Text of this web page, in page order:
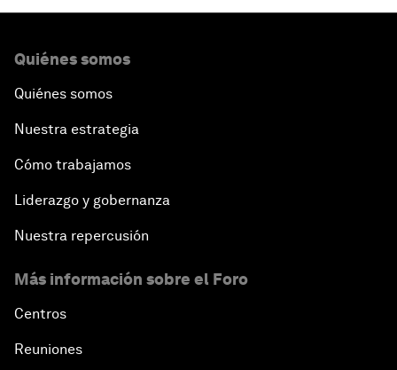
Quiénes somos
Quiénes somos
Nuestra estrategia
Cómo trabajamos
Liderazgo y gobernanza
Nuestra repercusión
Más información sobre el Foro
Centros
Reuniones